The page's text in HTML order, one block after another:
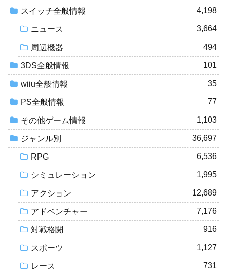
スイッチ全般情報 4,198
ニュース 3,664
周辺機器 494
3DS全般情報 101
wiiu全般情報 35
PS全般情報 77
その他ゲーム情報 1,103
ジャンル別 36,697
RPG 6,536
シミュレーション 1,995
アクション 12,689
アドベンチャー 7,176
対戦格闘 916
スポーツ 1,127
レース 731